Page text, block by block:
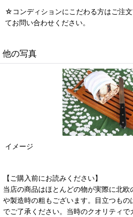
☆コンディションにこだわる方はご注
てお問い合わせください。
他の写真
イメージ
【ご購入前にお読みください】
当店の商品はほとんどの物が実際に北
や製造時の粗もございます。目立つも
でご了承ください。当時のクオリティ